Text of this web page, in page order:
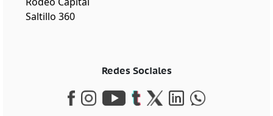
Saltillo 360
Redes Sociales